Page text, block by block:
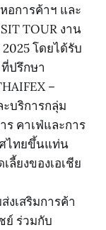
อการค้าฯ และ
TOUR งาน
โดยได้รับ
ปรึกษา
–
บริการกลุ่ม
ร คาเฟ่และการ
ศไทยขึ้นแท่น
ลี้ยงของเอเชีย
งเสริมการค้า
ย์ ร่วมกับ